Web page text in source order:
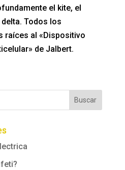
el kite, el
Todos los
raíces al «Dispositivo
de Jalbert.